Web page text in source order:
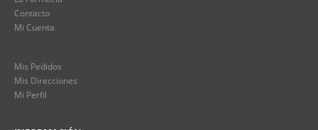
Contacto
Mi Cuenta
Mis Pedidos
Mis Direcciones
Mi Perfil